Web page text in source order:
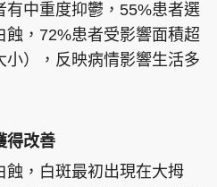
有中重度抑鬱，55%患者選
，72%患者受影響面積超
），反映病情影響生活多
得改善
蝕，白斑最初出現在大拇